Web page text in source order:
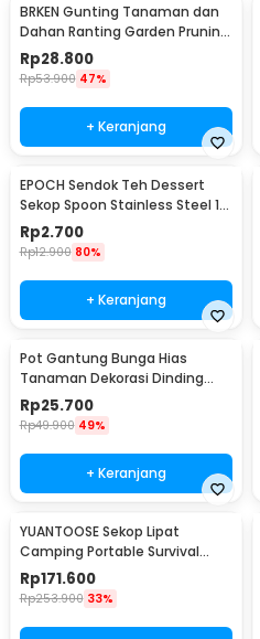
BRKEN Gunting Tanaman dan
Dahan Ranting Garden Pruning
Shears Scissors - XH-Y
Rp28.800
Rp53.900 47%
+ Keranjang
EPOCH Sendok Teh Dessert
Sekop Spoon Stainless Steel 1
PCS Square - LXY550
Rp2.700
Rp12.900 80%
+ Keranjang
Pot Gantung Bunga Hias
Tanaman Dekorasi Dinding
Vertical Garden 9 Slot - HY001-
GR-5
Rp25.700
Rp49.900 49%
+ Keranjang
YUANTOOSE Sekop Lipat
Camping Portable Survival
Tactical Shovel 75cm - D14-10
Rp171.600
Rp253.900 33%